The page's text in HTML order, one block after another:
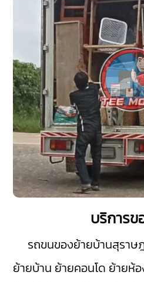
บริการข
รถขนของย้ายบ้านสุราษ
ย้ายบ้าน ย้ายคอนโด ย้ายห้